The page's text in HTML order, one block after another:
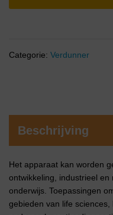
Categorie: Verdunner
Beschrijving
Het apparaat kan worden
ontwikkeling, industrieel
onderwijs. Toepassingen
gebieden van life